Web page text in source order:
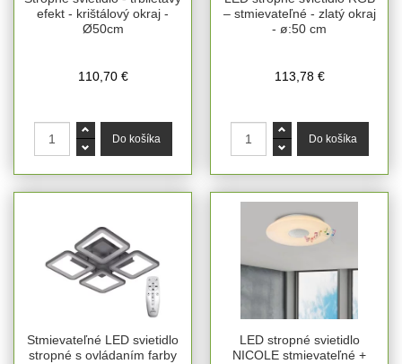
efekt - krištálový okraj -
Ø50cm
110,70 €
– stmievateľné - zlatý okraj
- ø:50 cm
113,78 €
Stmievateľné LED svietidlo
stropné s ovládaním farby
LED stropné svietidlo
NICOLE stmievateľné +